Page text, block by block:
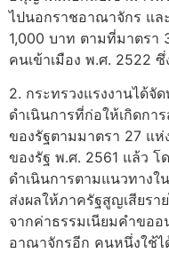
ไปนอกราชอาณาจักร แล
1,000 บาท ตามที่มาตร
คนเข้าเมือง พ.ศ. 2522
2. กระทรวงแรงงานได้จั
ดำเนินการที่ก่อให้เกิดกา
ของรัฐตามมาตรา 27 แ
ของรัฐ พ.ศ. 2561 แล้ว
ดำเนินการตามแนวทางใ
ส่งผลให้ภาครัฐสูญเสียร
จากค่าธรรมเนียมคำขอ
อาณาจักรอีก คนหนึ่งใช้ไ